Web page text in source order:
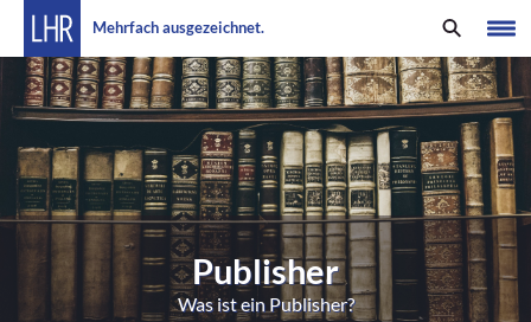
Mehrfach ausgezeichnet.
Publisher
Was ist ein Publisher?